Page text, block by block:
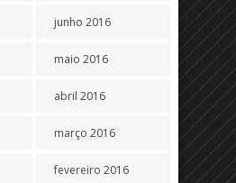
junho 2016
maio 2016
abril 2016
março 2016
fevereiro 2016